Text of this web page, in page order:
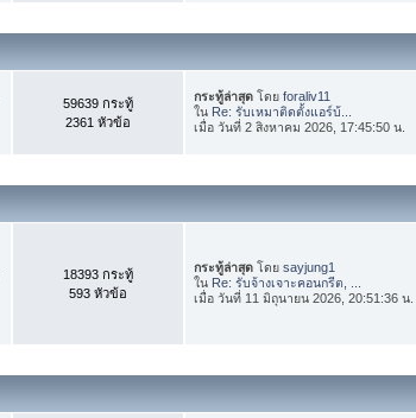
59639 กระทู้
2361 หัวข้อ
กระทู้ล่าสุด โดยforaliv11
ใน Re: รับเหมาติดตั้งแอร์บ้...
เมื่อ วันที่ 2 สิงหาคม 2026, 17:45:50 น.
18393 กระทู้
593 หัวข้อ
กระทู้ล่าสุด โดยsayjung1
ใน Re: รับจ้างเจาะคอนกรีต, ...
เมื่อ วันที่ 11 มิถุนายน 2026, 20:51:36 น.